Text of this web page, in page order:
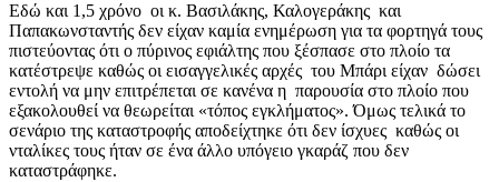
Εδώ και 1,5 χρόνο οι κ. Βασιλάκης, Καλογεράκης και
Παπακωνσταντής δεν είχαν καμία ενημέρωση για τα φορτηγά τους
πιστεύοντας ότι ο πύρινος εφιάλτης που ξέσπασε στο πλοίο τα
κατέστρεψε καθώς οι εισαγγελικές αρχές του Μπάρι είχαν δώσει
εντολή να μην επιτρέπεται σε κανένα η παρουσία στο πλοίο που
εξακολουθεί να θεωρείται «τόπος εγκλήματος». Όμως τελικά το
σενάριο της καταστροφής αποδείχτηκε ότι δεν ίσχυες καθώς οι
νταλίκες τους ήταν σε ένα άλλο υπόγειο γκαράζ που δεν
καταστράφηκε.